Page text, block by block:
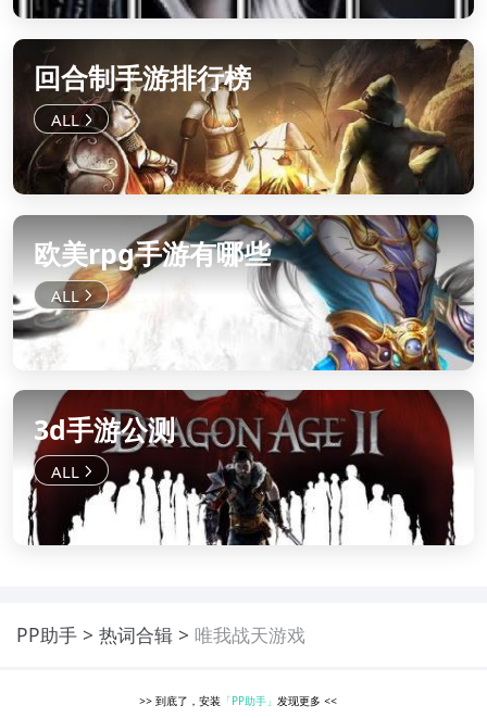
回合制手游排行榜
欧美rpg手游有哪些
3d手游公测
PP助手 热词合辑 唯我战天游戏
>> 到底了，安装 「PP助手」发现更多<<